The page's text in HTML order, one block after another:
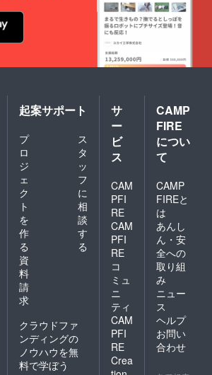
起案サポート
プ
ロ
ジ
ェ
ク
ト
を
作
る
ス
タ
ッ
フ
に
相
談
す
る
資
料
請
求
クラウドファ
ンディングの
ノウハウを無
料で学ぼう
サ
ー
ビ
ス
CAM
PFI
RE
CAM
PFI
RE
コ
ミュ
ニ
ティ
CAM
PFI
RE
Crea
CAMP
FIRE
につい
て
CAMP
FIREと
は
あんし
ん・安
全への
取り組
み
ニュー
ス
ヘルプ
お問い
合わせ